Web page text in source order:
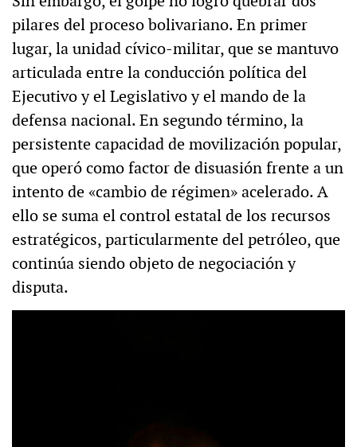
pilares del proceso bolivariano. En primer
lugar, la unidad cívico-militar, que se mantuvo
articulada entre la conducción política del
Ejecutivo y el Legislativo y el mando de la
defensa nacional. En segundo término, la
persistente capacidad de movilización popular,
que operó como factor de disuasión frente a un
intento de «cambio de régimen» acelerado. A
ello se suma el control estatal de los recursos
estratégicos, particularmente del petróleo, que
continúa siendo objeto de negociación y
disputa.